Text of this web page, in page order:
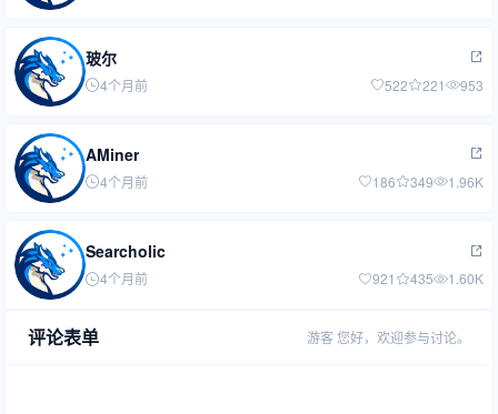
玻尔
4个月前 522 221 953
AMiner
4个月前 186 349 1.96K
Searcholic
4个月前 921 435 1.60K
评论表单 游客 您好，欢迎参与讨论。